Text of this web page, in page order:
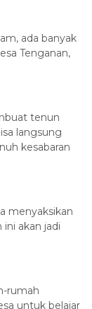
ada banyak
Tenganan,
tenun
langsung
kesabaran
menyaksikan
akan jadi
rumah
untuk belajar